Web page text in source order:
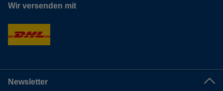
Wir versenden mit
Newsletter